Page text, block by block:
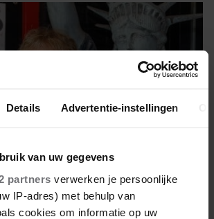
Details Advertentie-instellingen
van uw gegevens
partners verwerken je persoonlijke
IP-adres) met behulp van
cookies om informatie op uw